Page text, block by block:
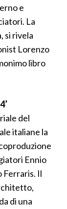
e
La
si rivela
Lorenzo
libro
del
italiane la
Ennio
Ferraris. Il
di una